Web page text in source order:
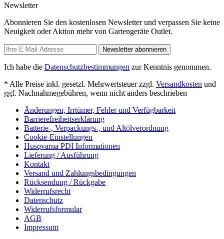
Newsletter
Abonnieren Sie den kostenlosen Newsletter und verpassen Sie keine
Neuigkeit oder Aktion mehr von Gartengeräte Outlet.
Newsletter abonnieren
Ich habe die Datenschutzbestimmungen zur Kenntnis genommen.
* Alle Preise inkl. gesetzl. Mehrwertsteuer zzgl. Versandkosten und
ggf. Nachnahmegebühren, wenn nicht anders beschrieben
Änderungen, Irrtümer, Fehler und Verfügbarkeit
Barrierefreiheitserklärung
Batterie-, Verpackungs-, und Altölverordnung
Cookie-Einstellungen
Husqvarna PDI Informationen
Lieferung / Ausführung
Kontakt
Versand und Zahlungsbedingungen
Rücksendung / Rückgabe
Widerrufsrecht
Datenschutz
Widerrufsformular
AGB
Impressum